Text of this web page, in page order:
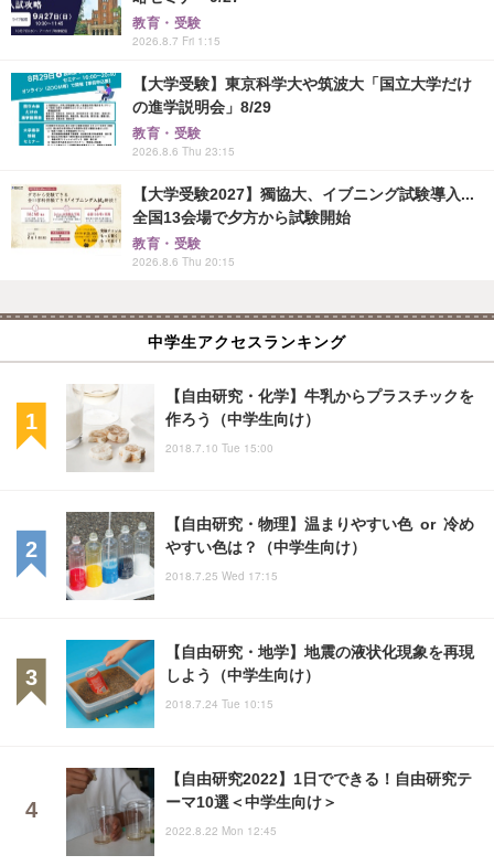
教育・受験
2026.8.7 Fri 1:15
【大学受験】東京科学大や筑波大「国立大学だけ
の進学説明会」8/29
教育・受験
2026.8.6 Thu 23:15
【大学受験2027】獨協大、イブニング試験導入...
全国13会場で夕方から試験開始
教育・受験
2026.8.6 Thu 20:15
中学生アクセスランキング
【自由研究・化学】牛乳からプラスチックを
作ろう（中学生向け）
2018.7.10 Tue 15:00
【自由研究・物理】温まりやすい色 or 冷め
やすい色は？（中学生向け）
2018.7.25 Wed 17:15
【自由研究・地学】地震の液状化現象を再現
しよう（中学生向け）
2018.7.24 Tue 10:15
【自由研究2022】1日でできる！自由研究テ
ーマ10選＜中学生向け＞
2022.8.22 Mon 12:45